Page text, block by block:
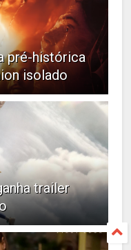
pré-histórica
isolado
trailer